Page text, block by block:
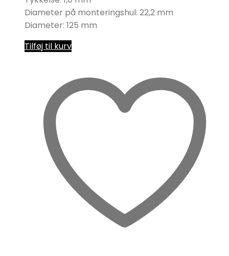
Diameter på monteringshul: 22,2 mm
Diameter: 125 mm
Tilføj til kurv